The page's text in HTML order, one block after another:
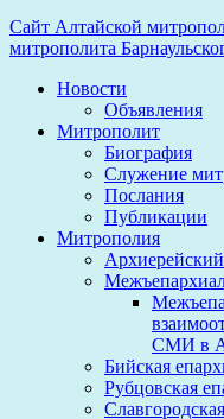
Сайт Алтайской
митрополита
Новости
Объявления
Митрополит
Биография
Служение
Послания
Публикации
Митрополия
СМИ в
Бийская
Рубцовская